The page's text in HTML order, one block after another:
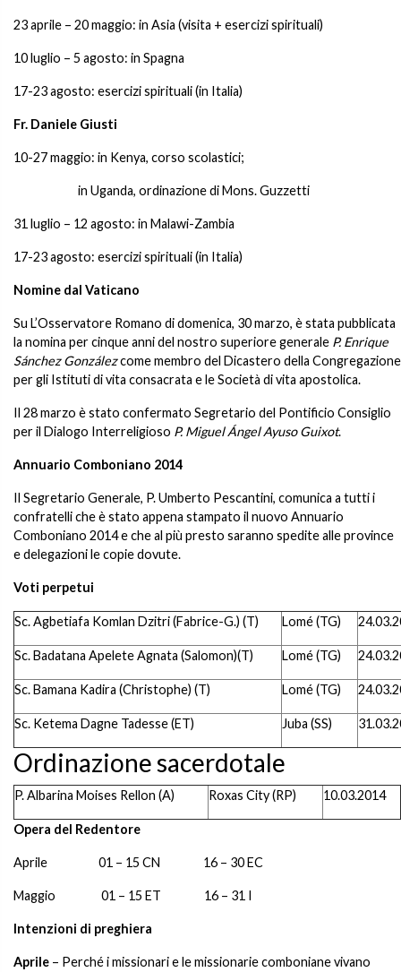
23 aprile – 20 maggio: in Asia (visita + esercizi spirituali)
10 luglio – 5 agosto: in Spagna
17-23 agosto: esercizi spirituali (in Italia)
Fr. Daniele Giusti
10-27 maggio: in Kenya, corso scolastici;
in Uganda, ordinazione di Mons. Guzzetti
31 luglio – 12 agosto: in Malawi-Zambia
17-23 agosto: esercizi spirituali (in Italia)
Nomine dal Vaticano
Su L’Osservatore Romano di domenica, 30 marzo, è stata pubblicata
la nomina per cinque anni del nostro superiore generale P. Enrique
Sánchez Gonzálezcome membro del Dicastero della Congregazione
per gli Istituti di vita consacrata e le Società di vita apostolica.
Il 28 marzo è stato confermato Segretario del Pontificio Consiglio
per il Dialogo Interreligioso P. Miguel Ángel Ayuso Guixot.
Annuario Comboniano 2014
Il Segretario Generale, P. Umberto Pescantini, comunica a tutti i
confratelli che è stato appena stampato il nuovo Annuario
Comboniano 2014 e che al più presto saranno spedite alle province
e delegazioni le copie dovute.
Voti perpetui
Sc. Agbetiafa Komlan Dzitri (Fabrice-G.) (T) Lomé (TG)
Sc. Badatana Apelete Agnata (Salomon)(T) Lomé (TG)
Sc. Bamana Kadira (Christophe) (T) Lomé (TG)
Sc. Ketema Dagne Tadesse (ET) Juba (SS)
Ordinazione sacerdotale
P. Albarina Moises Rellon (A) Roxas City (RP) 10.03.2014
Opera del Redentore
Aprile 01 – 15 CN 16 – 30 EC
Maggio 01 – 15 ET 16 – 31 I
Intenzioni di preghiera
Aprile – Perché i missionari e le missionarie comboniane vivano